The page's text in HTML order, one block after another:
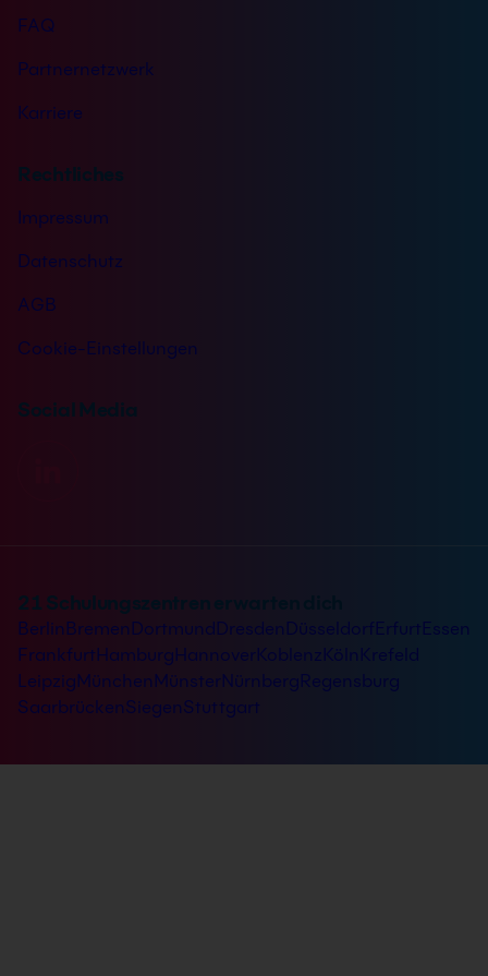
FAQ
Partnernetzwerk
Karriere
Rechtliches
Impressum
Datenschutz
AGB
Cookie-Einstellungen
Social Media
21 Schulungszentren erwarten dich
Berlin Bremen Dortmund ErfurtEssen
FrankfurtHamburgHannover
Krefeld
LeipzigMünchen Münster
SaarbrückenSiegen Stuttgart